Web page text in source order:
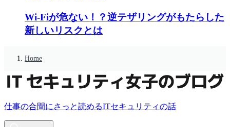
Wi-Fiが危ない！？逆テザリングがもたらした
新しいリスクとは
Home
仕事の合間にさっと読めるITセキュリティの話